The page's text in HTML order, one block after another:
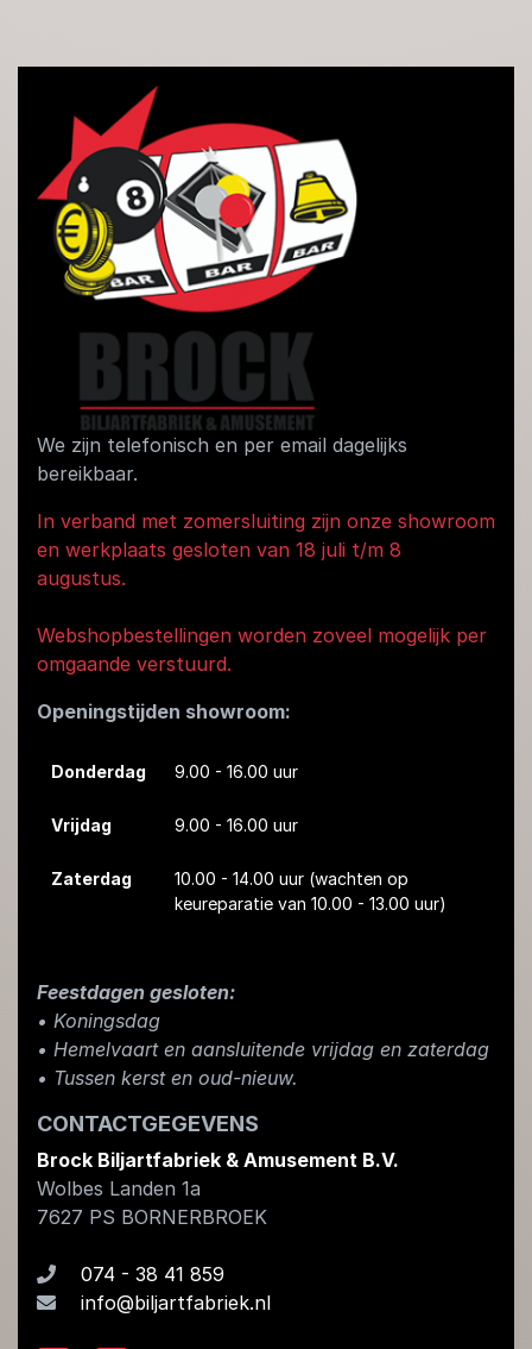
We zijn telefonisch en per email dagelijks
bereikbaar.
In verband met zomersluiting zijn onze showroom
en werkplaats gesloten van 18 juli t/m 8
augustus.
Webshopbestellingen worden zoveel mogelijk per
omgaande verstuurd.
Openingstijden showroom:
Donderdag 9.00 - 16.00 uur
Vrijdag 9.00 - 16.00 uur
Zaterdag 10.00 - 14.00 uur (wachten op
keureparatie van 10.00 - 13.00 uur)
Feestdagen gesloten:
• Koningsdag
​• Hemelvaart en aansluitende vrijdag en zaterdag
• Tussen kerst en oud-nieuw.
CONTACTGEGEVENS
Brock Biljartfabriek & Amusement B.V.
Wolbes Landen 1a
7627 PS BORNERBROEK
074 - 38 41 859
info@biljartfabriek.nl